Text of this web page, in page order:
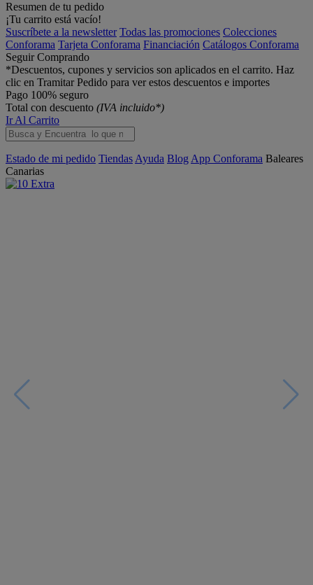
Resumen de tu pedido
¡Tu carrito está vacío!
Suscríbete a la newsletter Todas las promociones Colecciones
Conforama Tarjeta Conforama Financiación Catálogos Conforama
Seguir Comprando
*Descuentos, cupones y servicios son aplicados en el carrito. Haz
clic en Tramitar Pedido para ver estos descuentos e importes
Pago 100% seguro
Total con descuento (IVA incluido*)
Ir Al Carrito
Estado de mi pedido Tiendas Ayuda Blog App Conforama Baleares
Canarias